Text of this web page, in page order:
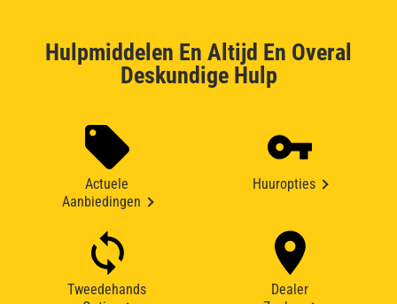
Hulpmiddelen En Altijd En Overal
Deskundige Hulp
Actuele
Aanbiedingen
Huuropties
Tweedehands
Dealer